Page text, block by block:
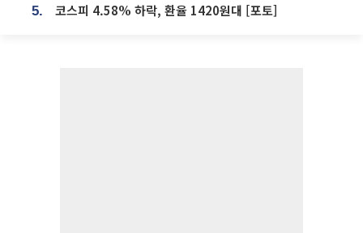
5. 코스피 4.58% 하락, 환율 1420원대 [포토]